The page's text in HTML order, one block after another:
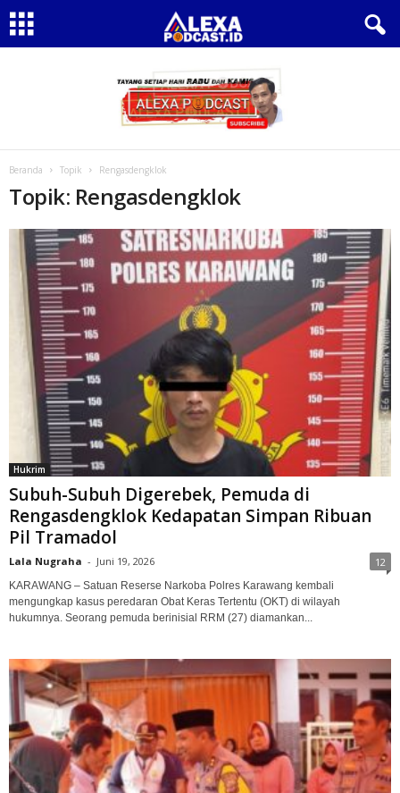
Beranda Topik Rengasdengklok
Topik: Rengasdengklok
Hukrim
Subuh-Subuh Digerebek, Pemuda di
Rengasdengklok Kedapatan Simpan Ribuan
Pil Tramadol
Lala Nugraha - Juni 19, 2026 12
KARAWANG – Satuan Reserse Narkoba Polres Karawang kembali
mengungkap kasus peredaran Obat Keras Tertentu (OKT) di wilayah
hukumnya. Seorang pemuda berinisial RRM (27) diamankan...